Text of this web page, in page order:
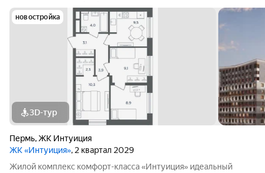
новостройка
3D-тур
Пермь,ЖК Интуиция
ЖК «Интуиция», 2 квартал 2029
Жилой комплекс комфорт-класса «Интуиция» идеальный